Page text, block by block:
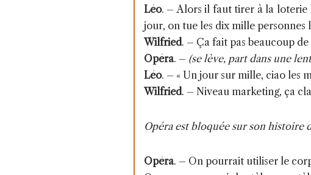
Léo. – Alors il faut tirer à la loterie
jour, on tue les dix mille personnes
Wilfried. – Ça fait pas beaucoup
Opéra. – (se lève, part dans une
Léo. – « Un jour sur mille, ciao les
Wilfried. – Niveau marketing, ça
Opéra est bloquée sur son histoire
Opéra. – On pourrait utiliser le